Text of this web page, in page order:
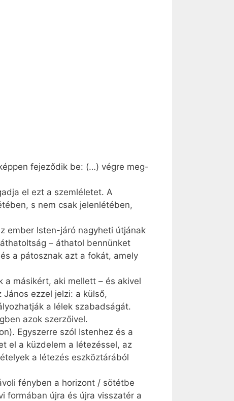
fejeződik be: (…) végre meg-
el ezt a szemléletet. A
s nem csak jelenlétében,
ember Isten-járó nagyheti útjának
– áthatol bennünket
a pátosznak azt a fokát, amely
a másikért, aki mellett – és akivel
ezzel jelzi: a külső,
a lélek szabadságát.
azok szerzőivel.
Egyszerre szól Istenhez és a
el a küzdelem a létezéssel, az
a létezés eszköztárából
fényben a horizont / sötétbe
formában újra és újra visszatér a